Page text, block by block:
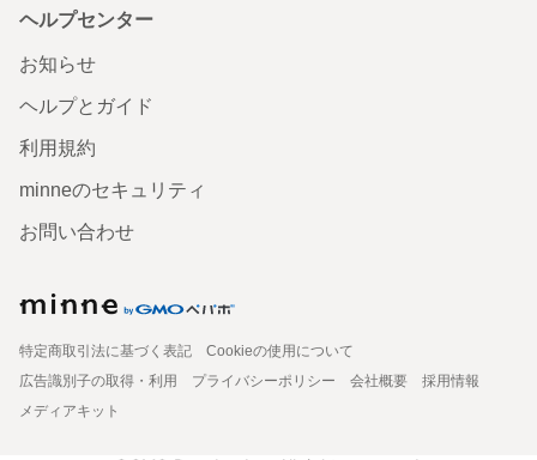
ヘルプセンター
お知らせ
ヘルプとガイド
利用規約
minneのセキュリティ
お問い合わせ
特定商取引法に基づく表記
Cookieの使用について
広告識別子の取得・利用
プライバシーポリシー 会社概要
採用情報
メディアキット